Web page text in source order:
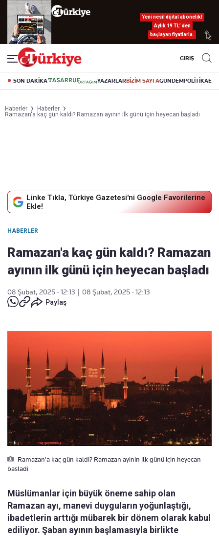
Yeni nesil dijital abonelik!
Aylık 19 TL’ den
başlayan fiyatlarla.
GİRİŞ
SON DAKİKA YAZARLARBİZİM SAYFAGÜNDEMPOLİTİKA
Haberler
Haberler
Ramazan'a kaç gün kaldı? Ramazan ayının ilk günü için heyecan başladı
Linke Tıkla, Türkiye Gazetesi'ni Google Favorilerine
Ekle!
HABERLER
Ramazan'a kaç gün kaldı? Ramazan
ayının ilk günü için heyecan başladı
08 Şubat, 2025 - 12:13
08 Şubat, 2025 - 12:13
Paylaş
Ramazan'a kaç gün kaldi? Ramazan ayinin ilk günü için heyecan
basladi
Müslümanlar için büyük öneme sahip olan
Ramazan ayı, manevi duyguların yoğunlaştığı,
ibadetlerin arttığı mübarek bir dönem olarak kabul
ediliyor. Şaban ayının başlamasıyla birlikte